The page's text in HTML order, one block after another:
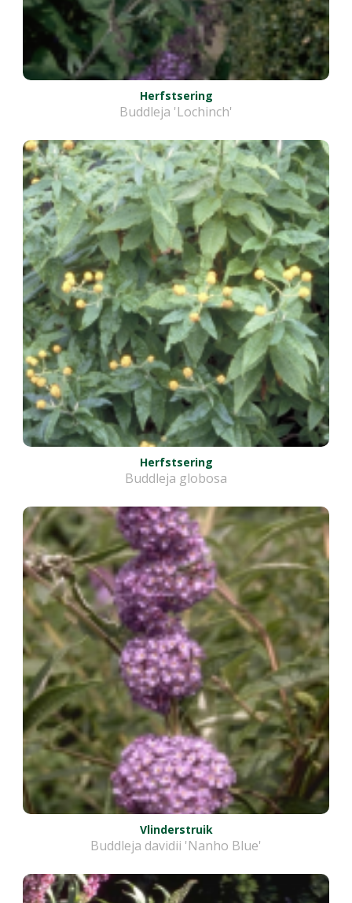
Herfstsering
Buddleja 'Lochinch'
Herfstsering
Buddleja globosa
Vlinderstruik
Buddleja davidii 'Nanho Blue'